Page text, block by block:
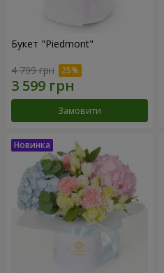
Букет "Piedmont"
4 799 грн
Замовити